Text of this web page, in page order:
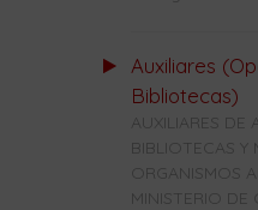
Auxiliares
Bibliotecas)
AUXILIARES DE
BIBLIOTECAS Y
ORGANISMOS
MINISTERIO DE